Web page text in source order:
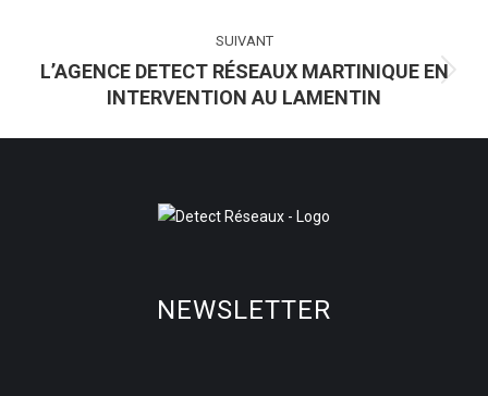
:
SUIVANT
Article
:
L’AGENCE DETECT RÉSEAUX MARTINIQUE EN
INTERVENTION AU LAMENTIN
NEWSLETTER